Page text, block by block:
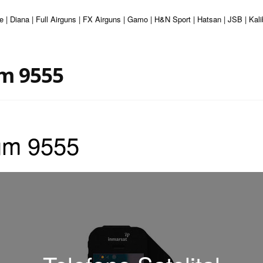
| Full Airguns | FX Airguns | Gamo | H&N Sport | Hatsan | JSB |
9555
9555